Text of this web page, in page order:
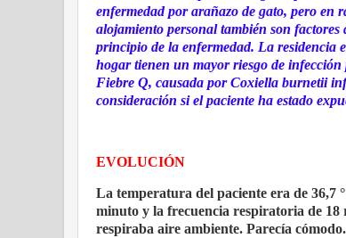
enfermedad por arañazo de gato, pero en
alojamiento personal también son
principio de la enfermedad. La residencia
hogar tienen un mayor riesgo de
Fiebre Q, causada por Coxiella burnetii
consideración si el paciente ha estado
EVOLUCIÓN
La temperatura del paciente era de 36,7
minuto y la frecuencia respiratoria de 18
respiraba aire ambiente. Parecía